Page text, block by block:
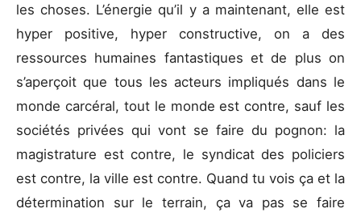
les choses. L’énergie qu’il y a maintenant, elle est
hyper positive, hyper constructive, on a des
ressources humaines fantastiques et de plus on
s’aperçoit que tous les acteurs impliqués dans le
monde carcéral, tout le monde est contre, sauf les
sociétés privées qui vont se faire du pognon: la
magistrature est contre, le syndicat des policiers
est contre, la ville est contre. Quand tu vois ça et la
détermination sur le terrain, ça va pas se faire